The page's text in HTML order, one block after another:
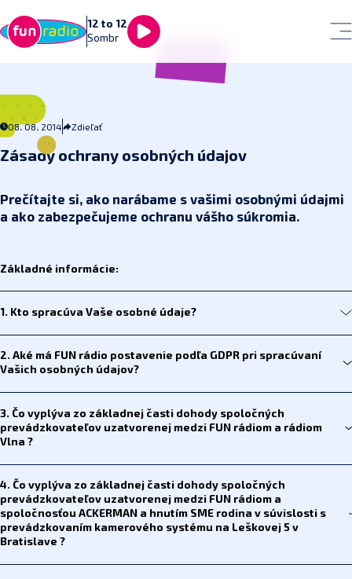
12 to 12
Sombr
08. 08. 2014 Zdieľať
Zásady ochrany osobných údajov
Prečítajte si, ako narábame s vašimi osobnými údajmi
a ako zabezpečujeme ochranu vášho súkromia.
Základné informácie:
1. Kto spracúva Vaše osobné údaje?
2. Aké má FUN rádio postavenie podľa GDPR pri spracúvaní
Vašich osobných údajov?
3. Čo vyplýva zo základnej časti dohody spoločných
prevádzkovateľov uzatvorenej medzi FUN rádiom a rádiom
Vlna ?
4. Čo vyplýva zo základnej časti dohody spoločných
prevádzkovateľov uzatvorenej medzi FUN rádiom a
spoločnosťou ACKERMAN a hnutím SME rodina v súvislosti s
prevádzkovaním kamerového systému na Leškovej 5 v
Bratislave ?